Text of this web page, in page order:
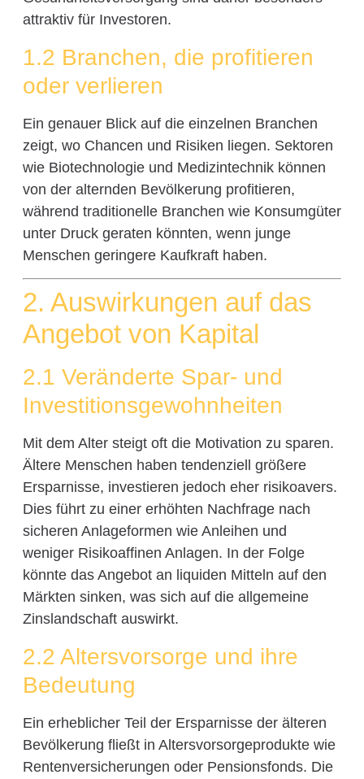
attraktiv für Investoren.
1.2 Branchen, die profitieren
oder verlieren
Ein genauer Blick auf die einzelnen Branchen
zeigt, wo Chancen und Risiken liegen. Sektoren
wie Biotechnologie und Medizintechnik können
von der alternden Bevölkerung profitieren,
während traditionelle Branchen wie Konsumgüter
unter Druck geraten könnten, wenn junge
Menschen geringere Kaufkraft haben.
2. Auswirkungen auf das
Angebot von Kapital
2.1 Veränderte Spar- und
Investitionsgewohnheiten
Mit dem Alter steigt oft die Motivation zu sparen.
Ältere Menschen haben tendenziell größere
Ersparnisse, investieren jedoch eher risikoavers.
Dies führt zu einer erhöhten Nachfrage nach
sicheren Anlageformen wie Anleihen und
weniger Risikoaffinen Anlagen. In der Folge
könnte das Angebot an liquiden Mitteln auf den
Märkten sinken, was sich auf die allgemeine
Zinslandschaft auswirkt.
2.2 Altersvorsorge und ihre
Bedeutung
Ein erheblicher Teil der Ersparnisse der älteren
Bevölkerung fließt in Altersvorsorgeprodukte wie
Rentenversicherungen oder Pensionsfonds. Die